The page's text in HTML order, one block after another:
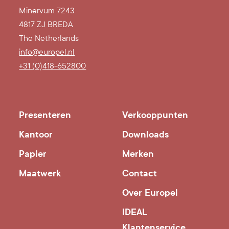
Minervum 7243
4817 ZJ BREDA
The Netherlands
info@europel.nl
+31 (0)418-652800
Presenteren
Kantoor
Papier
Maatwerk
Verkooppunten
Downloads
Merken
Contact
Over Europel
IDEAL